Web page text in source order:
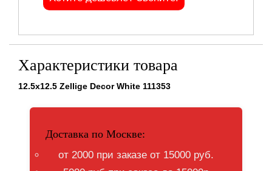
Характеристики товара
12.5x12.5 Zellige Decor White 111353
Доставка по Москве:
от 2000 при заказе от 15000 руб.